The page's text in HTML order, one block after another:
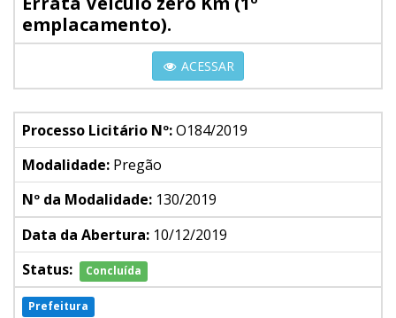
emplacamento).
ACESSAR
Processo Licitário Nº:O184/2019
Modalidade: Pregão
Nº da Modalidade: 130/2019
Data da Abertura: 10/12/2019
Status:
Concluída
Prefeitura